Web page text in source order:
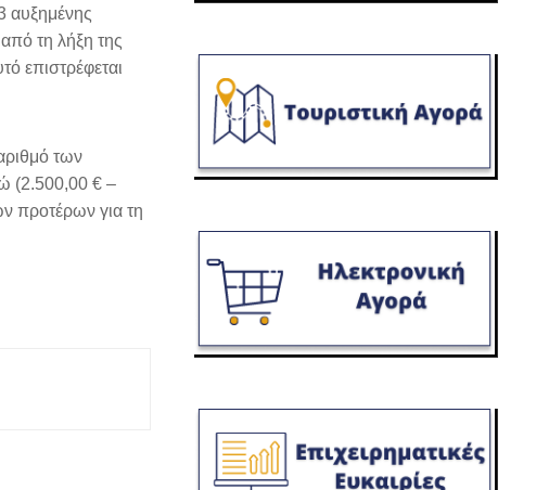
αυξημένης
τη λήξη της
επιστρέφεται
των
(2.500,00 € –
προτέρων για τη